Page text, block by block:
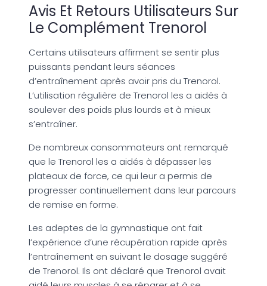
Avis Et Retours Utilisateurs Sur
Le Complément Trenorol
Certains utilisateurs affirment se sentir plus
puissants pendant leurs séances
d’entraînement après avoir pris du Trenorol.
L’utilisation régulière de Trenorol les a aidés à
soulever des poids plus lourds et à mieux
s’entraîner.
De nombreux consommateurs ont remarqué
que le Trenorol les a aidés à dépasser les
plateaux de force, ce qui leur a permis de
progresser continuellement dans leur parcours
de remise en forme.
Les adeptes de la gymnastique ont fait
l’expérience d’une récupération rapide après
l’entraînement en suivant le dosage suggéré
de Trenorol. Ils ont déclaré que Trenorol avait